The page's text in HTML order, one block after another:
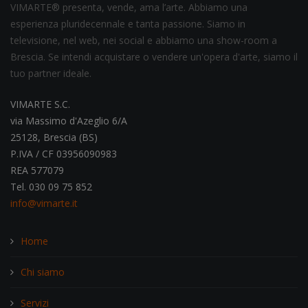
VIMARTE® presenta, vende, ama l’arte. Abbiamo una
esperienza pluridecennale e tanta passione. Siamo in
televisione, nel web, nei social e abbiamo una show-room a
Brescia. Se intendi acquistare o vendere un'opera d'arte, siamo il
tuo partner ideale.
VIMARTE S.C.
via Massimo d'Azeglio 6/A
25128, Brescia (BS)
P.IVA / CF 03956090983
REA 577079
Tel. 030 09 75 852
info@vimarte.it
Home
Chi siamo
Servizi